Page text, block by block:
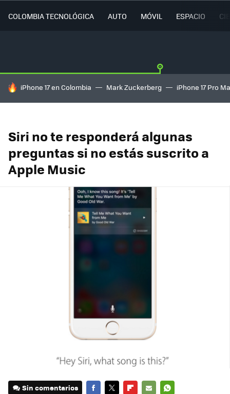
COLOMBIA TECNOLÓGICA AUTO MÓVIL ESPACIO
HOY SE HABLA DE
iPhone 17 en Colombia Mark Zuckerberg iPhone 17 Pro
Siri no te responderá algunas
preguntas si no estás suscrito a
Apple Music
Sin comentarios